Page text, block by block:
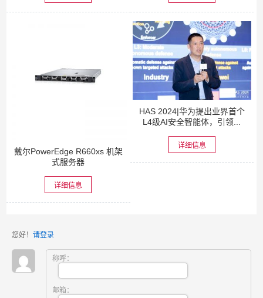
戴尔PowerEdge R660xs 机架
式服务器
详细信息
HAS 2024|华为提出业界首个
L4级AI安全智能体，引领...
详细信息
您好！ 请登录
称呼：
邮箱：